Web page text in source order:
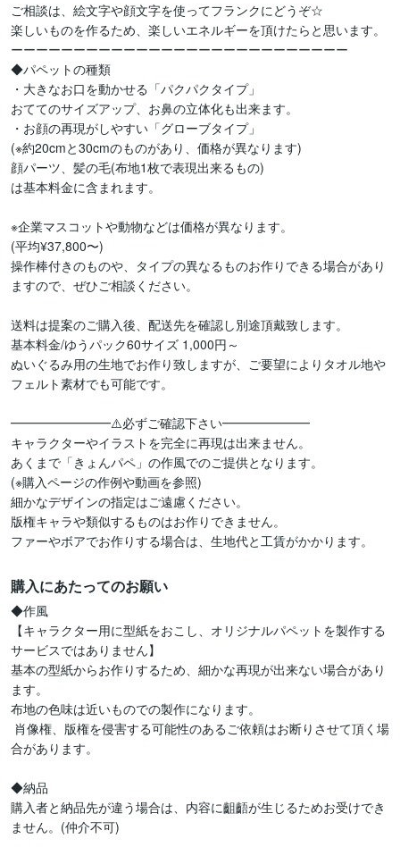
ご相談は、絵文字や顔文字を使ってフランクにどうぞ☆
楽しいものを作るため、楽しいエネルギーを頂けたらと思います。
ーーーーーーーーーーーーーーーーーーーーーーーーーーー
◆パペットの種類
・大きなお口を動かせる「パクパクタイプ」
おててのサイズアップ、お鼻の立体化も出来ます。
・お顔の再現がしやすい「グローブタイプ」
(※約20cmと30cmのものがあり、価格が異なります)
顔パーツ、髪の毛(布地1枚で表現出来るもの)
は基本料金に含まれます。
※企業マスコットや動物などは価格が異なります。
(平均¥37,800〜)
操作棒付きのものや、タイプの異なるものお作りできる場合があり
ますので、ぜひご相談ください。
送料は提案のご購入後、配送先を確認し別途頂戴致します。
基本料金/ゆうパック60サイズ 1,000円～
ぬいぐるみ用の生地でお作り致しますが、ご要望によりタオル地や
フェルト素材でも可能です。
━━━━━━━━⚠️必ずご確認下さい━━━━━━━
キャラクターやイラストを完全に再現は出来ません。
あくまで「きょんパペ」の作風でのご提供となります。
(※購入ページの作例や動画を参照)
細かなデザインの指定はご遠慮ください。
版権キャラや類似するものはお作りできません。
ファーやボアでお作りする場合は、生地代と工賃がかかります。
購入にあたってのお願い
◆作風
【キャラクター用に型紙をおこし、オリジナルパペットを製作する
サービスではありません】
基本の型紙からお作りするため、細かな再現が出来ない場合があり
ます。
布地の色味は近いものでの製作になります。
合があります。
◆納品
購入者と納品先が違う場合は、内容に齟齬が生じるためお受けでき
ません。(仲介不可)